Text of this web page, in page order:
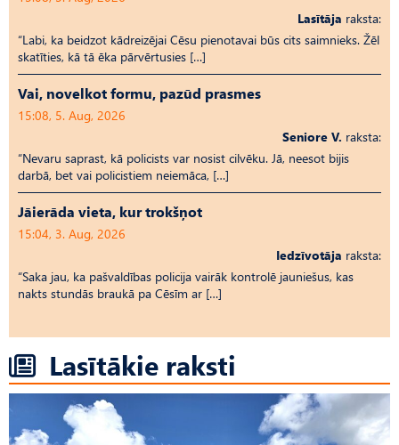
Lasītāja raksta:
“Labi, ka beidzot kādreizējai Cēsu pienotavai būs cits saimnieks. Žēl
skatīties, kā tā ēka pārvērtusies […]
Vai, novelkot formu, pazūd prasmes
15:08, 5. Aug, 2026
Seniore V. raksta:
“Nevaru saprast, kā policists var nosist cilvēku. Jā, neesot bijis
darbā, bet vai policistiem neiemāca, […]
Jāierāda vieta, kur trokšņot
15:04, 3. Aug, 2026
Iedzīvotāja raksta:
“Saka jau, ka pašvaldības policija vairāk kontrolē jauniešus, kas
nakts stundās braukā pa Cēsīm ar […]
Lasītākie raksti